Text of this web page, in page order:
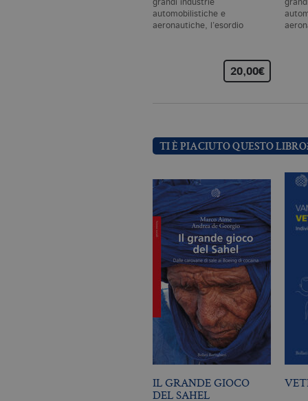
grandi industrie
automobilistiche e
aeronautiche, l’esordio
20,00€
TI È PIACIUTO QUESTO
IL GRANDE GIOCO
DEL SAHEL
Nome Dominio